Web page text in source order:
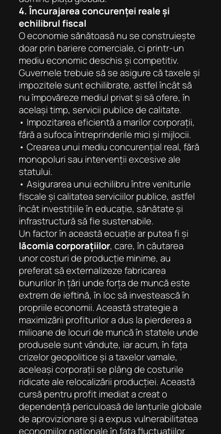
4.Încurajarea concurenței reale și
echilibrul fiscal
O economie sănătoasă nu se construiește
doar prin bariere comerciale, ci printr-un
mediu economic deschis și competitiv.
Guvernele trebuie să se asigure că taxele și
impozitele sunt echilibrate, astfel încât să
nu împovăreze mediul privat și să ofere, în
același timp, servicii publice de calitate.
• Impozitarea eficientă a marilor corporații,
fără a sufoca întreprinderile mici și mijlocii.
• Crearea unui mediu concurențial real, fără
monopoluri sau intervenții excesive ale
statului.
• Asigurarea unui echilibru între veniturile
fiscale și calitatea serviciilor publice, astfel
încât investițiile în educație, sănătate și
infrastructură să fie sustenabile.
Un factor în această ecuație ar putea fi și
lăcomia corporațiilor, care, în căutarea
unor costuri de producție minime, au
preferat să externalizeze fabricarea
bunurilor în țări unde forța de muncă este
extrem de ieftină, în loc să investească în
propriile economii. Această strategie a
maximizării profiturilor a dus la pierderea a
milioane de locuri de muncă în statele unde
produsele sunt vândute, iar acum, în fața
crizelor geopolitice și a taxelor vamale,
aceleași corporații se plâng de costurile
ridicate ale relocalizării producției. Această
cursă pentru profit imediat a creat o
dependență periculoasă de lanțurile globale
de aprovizionare și a expus vulnerabilitatea
economiilor naționale în fața fluctuațiilor